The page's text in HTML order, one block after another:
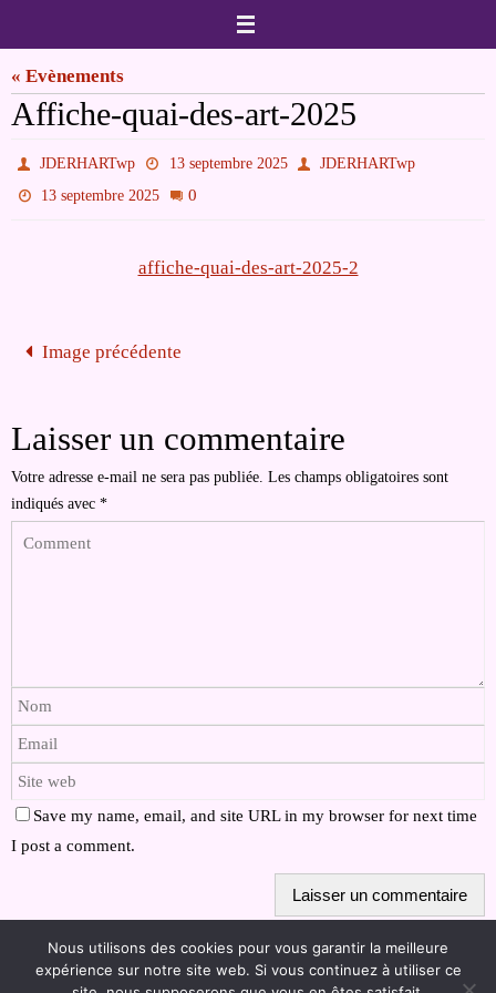
vers
le
contenu
« Evènements
Affiche-quai-des-art-2025
JDERHARTwp 13 septembre 2025
JDERHARTwp
13 septembre 2025
0
affiche-quai-des-art-2025-2
Image précédente
Laisser un commentaire
Votre adresse e-mail ne sera pas publiée. Les champs obligatoires sont
indiqués avec *
Save my name, email, and site URL in my browser for next time
I post a comment.
Nous utilisons des cookies pour vous garantir la meilleure
expérience sur notre site web. Si vous continuez à utiliser ce